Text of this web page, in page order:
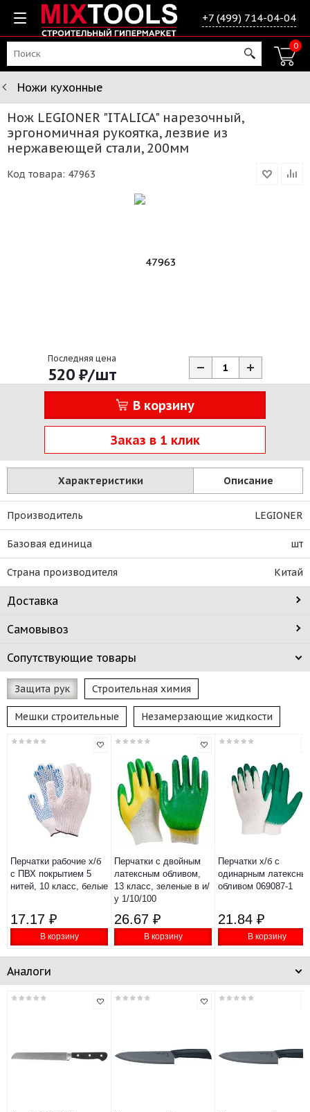
+7 (499) 714-04-04
0
Ножи кухонные
Нож LEGIONER "ITALICA" нарезочный,
эргономичная рукоятка, лезвие из
нержавеющей стали, 200мм
Код товара: 47963
Последняя цена
520 ₽/шт
В корзину
Заказ в 1 клик
Характеристики Описание
Производитель LEGIONER
Базовая единица шт
Страна производителя Китай
Доставка
Самовывоз
Сопутствующие товары
Защита рук Строительная химия
Мешки строительные Незамерзающие жидкости
Перчатки рабочие х/б
с ПВХ покрытием 5
нитей, 10 класс, белые
17.17 ₽
В корзину
Перчатки с двойным
латексным обливом,
13 класс, зеленые в и/
у 1/10/100
26.67 ₽
В корзину
Перчатки х/б с
одинарным
обливом 069087-1
21.84 ₽
В корзину
Аналоги